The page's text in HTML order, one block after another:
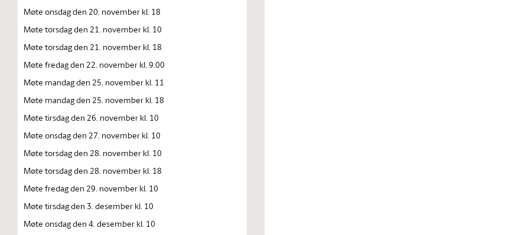
Møte onsdag den 20. november kl. 18
Møte torsdag den 21. november kl. 10
Møte torsdag den 21. november kl. 18
Møte fredag den 22. november kl. 9.00
Møte mandag den 25. november kl. 11
Møte mandag den 25. november kl. 18
Møte tirsdag den 26. november kl. 10
Møte onsdag den 27. november kl. 10
Møte torsdag den 28. november kl. 10
Møte torsdag den 28. november kl. 18
Møte fredag den 29. november kl. 10
Møte tirsdag den 3. desember kl. 10
Møte onsdag den 4. desember kl. 10